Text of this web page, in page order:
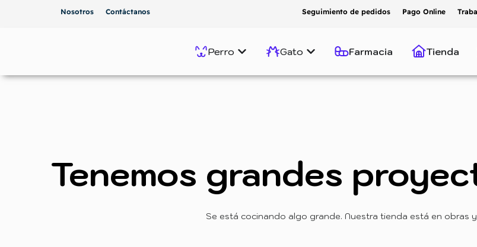
Nosotros Contáctanos Seguimiento de pedidos Pago Online
Perro Gato Farmacia Tienda
Tenemos grandes
Se está cocinando algo grande. Nuestra tienda está en obras